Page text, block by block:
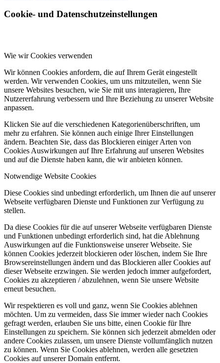
Cookie- und Datenschutzeinstellungen
Wie wir Cookies verwenden
Wir können Cookies anfordern, die auf Ihrem Gerät eingestellt
werden. Wir verwenden Cookies, um uns mitzuteilen, wenn Sie
unsere Websites besuchen, wie Sie mit uns interagieren, Ihre
Nutzererfahrung verbessern und Ihre Beziehung zu unserer Website
anpassen.
Klicken Sie auf die verschiedenen Kategorienüberschriften, um
mehr zu erfahren. Sie können auch einige Ihrer Einstellungen
ändern. Beachten Sie, dass das Blockieren einiger Arten von
Cookies Auswirkungen auf Ihre Erfahrung auf unseren Websites
und auf die Dienste haben kann, die wir anbieten können.
Notwendige Website Cookies
Diese Cookies sind unbedingt erforderlich, um Ihnen die auf unserer
Webseite verfügbaren Dienste und Funktionen zur Verfügung zu
stellen.
Da diese Cookies für die auf unserer Webseite verfügbaren Dienste
und Funktionen unbedingt erforderlich sind, hat die Ablehnung
Auswirkungen auf die Funktionsweise unserer Webseite. Sie
können Cookies jederzeit blockieren oder löschen, indem Sie Ihre
Browsereinstellungen ändern und das Blockieren aller Cookies auf
dieser Webseite erzwingen. Sie werden jedoch immer aufgefordert,
Cookies zu akzeptieren / abzulehnen, wenn Sie unsere Website
erneut besuchen.
Wir respektieren es voll und ganz, wenn Sie Cookies ablehnen
möchten. Um zu vermeiden, dass Sie immer wieder nach Cookies
gefragt werden, erlauben Sie uns bitte, einen Cookie für Ihre
Einstellungen zu speichern. Sie können sich jederzeit abmelden oder
andere Cookies zulassen, um unsere Dienste vollumfänglich nutzen
zu können. Wenn Sie Cookies ablehnen, werden alle gesetzten
Cookies auf unserer Domain entfernt.